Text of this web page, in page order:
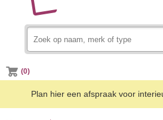
(0)
Plan hier een afspraak voor